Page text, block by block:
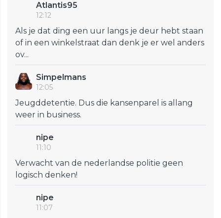
Atlantis95
12:12
Als je dat ding een uur langs je deur hebt staan
of in een winkelstraat dan denk je er wel anders
ov...
Simpelmans
12:05
Jeugddetentie. Dus die kansenparel is allang
weer in business.
nipe
11:10
Verwacht van de nederlandse politie geen
logisch denken!
nipe
11:07